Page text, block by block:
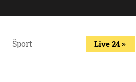
Šport Live 24